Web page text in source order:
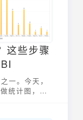
这些步骤
一。今天，
统计图，一